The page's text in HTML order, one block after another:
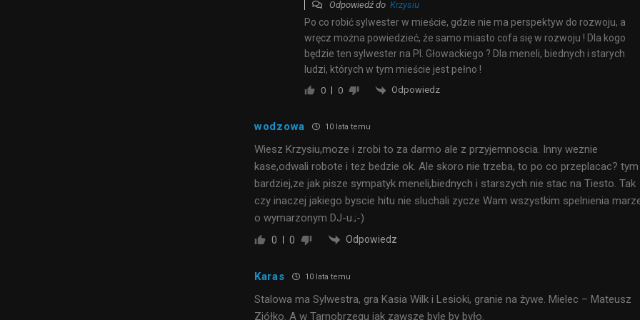
Odpowiedź do Krzysiu
Po co robić sylwester w mieście, gdzie nie ma perspektyw do rozwoju, a
wręcz można powiedzieć, że samo miasto cofa się w rozwoju ! Dla kogo
będzie ten sylwester na Pl. Głowackiego ? Dla meneli, biednych i starych
ludzi, których w tym mieście jest pełno !
0 0 Odpowiedz
wodzowa 10 lata temu
Wiesz Krzysiu,moze i zrobi to za darmo ale z przyjemnoscia. Inny weznie
kase,odwali robote i tez bedzie ok. Ale skoro nie trzeba, to po co przeplacac? tym
bardziej,ze jak pisze sympatyk meneli,biednych i starszych nie stac na Tiesto. Tak
czy inaczej jakiego byscie hitu nie sluchali zycze Wam wszystkim spelnienia
o wymarzonym DJ-u.;-)
0 0 Odpowiedz
Karas 10 lata temu
Stalowa ma Sylwestra, gra Kasia Wilk i Lesioki, granie na żywe. Mielec – Mateusz
Ziółko. A w Tarnobrzegu jak zawsze byle by było.